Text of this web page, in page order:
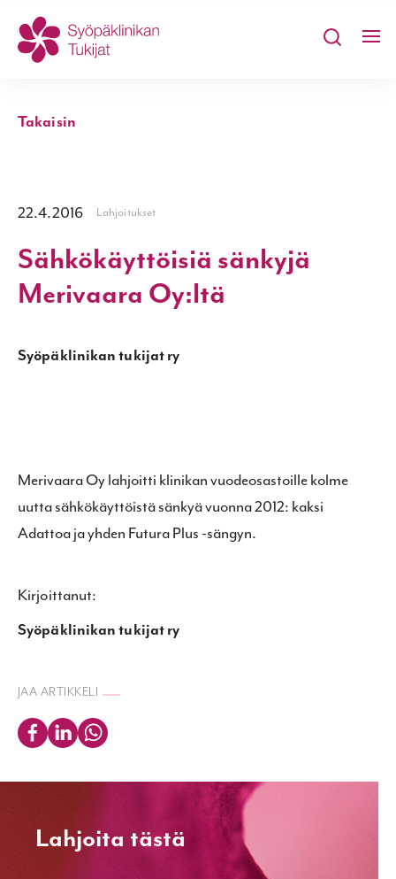
Yhteystiedot
Takaisin
22.4.2016 Lahjoitukset
Sähkökäyttöisiä sänkyjä
Merivaara Oy:ltä
Syöpäklinikan tukijat ry
Merivaara Oy lahjoitti klinikan vuodeosastoille kolme
uutta sähkökäyttöistä sänkyä vuonna 2012: kaksi
Adattoa ja yhden Futura Plus -sängyn.
Kirjoittanut:
Syöpäklinikan tukijat ry
JAA ARTIKKELI
Lahjoita tästä